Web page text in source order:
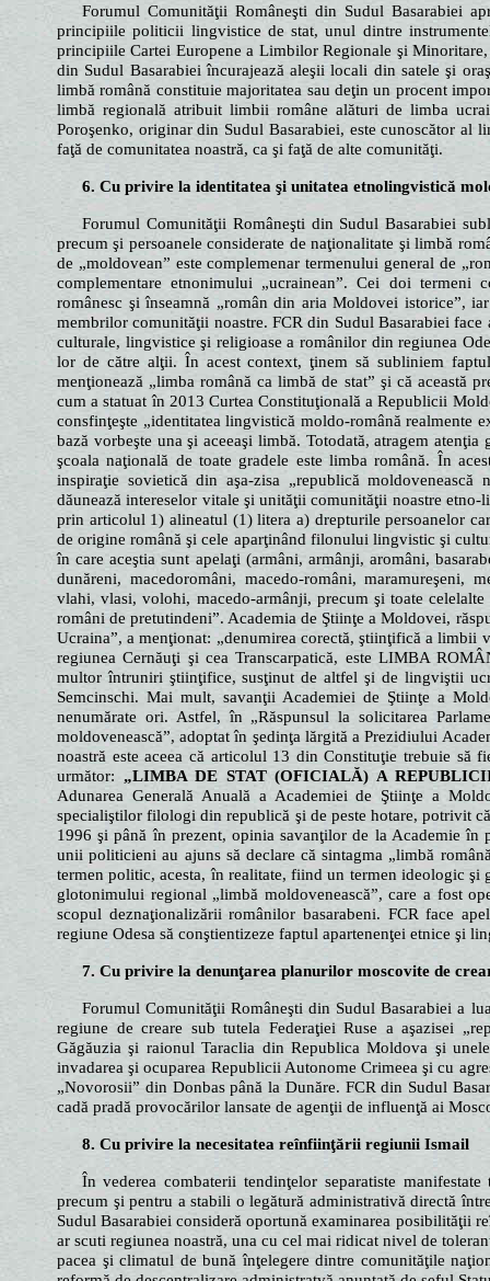
Forumul Comunităţii Româneşti din Sudul Basarabiei
principiile politicii lingvistice de stat, unul dintre
principiile Cartei Europene a Limbilor Regionale şi
din Sudul Basarabiei încurajează aleşii locali din satele şi
limbă română constituie majoritatea sau deţin un procent
limbă regională atribuit limbii române alături de limba
Poroşenko, originar din Sudul Basarabiei, este cunoscător al
faţă de comunitatea noastră, ca şi faţă de alte comunităţi.
6. Cu privire la identitatea şi unitatea etnolingvistică
Forumul Comunităţii Româneşti din Sudul Basarabiei
precum şi persoanele considerate de naţionalitate şi limbă
de „moldovean” este complemenar termenului general de
complementare etnonimului „ucrainean”. Cei doi termeni
românesc şi înseamnă „român din aria Moldovei istorice”,
membrilor comunităţii noastre. FCR din Sudul Basarabiei
culturale, lingvistice şi religioase a românilor din regiunea
lor de către alţii. În acest context, ţinem să subliniem
menţionează „limba română ca limbă de stat” şi că această
cum a statuat în 2013 Curtea Constituţională a Republicii
consfinţeşte „identitatea lingvistică moldo-română realmente
bază vorbeşte una şi aceeaşi limbă. Totodată, atragem
şcoala naţională de toate gradele este limba română. În
inspiraţie sovietică din aşa-zisa „republică
dăunează intereselor vitale şi unităţii comunităţii noastre
prin articolul 1) alineatul (1) litera a) drepturile persoanelor
de origine română şi cele aparţinând filonului lingvistic şi
în care aceştia sunt apelaţi (armâni, armânji, aromâni,
dunăreni, macedoromâni, macedo-români,
vlahi, vlasi, volohi, macedo-armânji, precum şi toate
români de pretutindeni”. Academia de Ştiinţe a Moldovei,
Ucraina”, a menţionat: „denumirea corectă, ştiinţifică a
regiunea Cernăuţi şi cea Transcarpatică, este LIMBA
multor întruniri ştiinţifice, susţinut de altfel şi de lingviştii
Semcinschi. Mai mult, savanţii Academiei de Ştiinţe a
nenumărate ori. Astfel, în „Răspunsul la solicitarea
moldovenească”, adoptat în şedinţa lărgită a Prezidiului
noastră este aceea că articolul 13 din Constituţie trebuie
următor: „LIMBA DE STAT (OFICIALĂ) A
Adunarea Generală Anuală a Academiei de Ştiinţe a
specialiştilor filologi din republică şi de peste hotare, potrivit
1996 şi până în prezent, opinia savanţilor de la Academie
unii politicieni au ajuns să declare că sintagma „limbă
termen politic, acesta, în realitate, fiind un termen ideologic
glotonimului regional „limbă moldovenească”, care a fost
scopul deznaţionalizării românilor basarabeni. FCR face
regiune Odesa să conştientizeze faptul apartenenţei etnice şi
7. Cu privire la denunţarea planurilor moscovite de
Forumul Comunităţii Româneşti din Sudul Basarabiei a
regiune de creare sub tutela Federaţiei Ruse a aşazisei
Găgăuzia şi raionul Taraclia din Republica Moldova şi
invadarea şi ocuparea Republicii Autonome Crimeea şi cu
„Novorosii” din Donbas până la Dunăre. FCR din Sudul
cadă pradă provocărilor lansate de agenţii de influenţă ai
8. Cu privire la necesitatea reînfiinţării regiunii Ismail
În vederea combaterii tendinţelor separatiste
precum şi pentru a stabili o legătură administrativă directă
Sudul Basarabiei consideră oportună examinarea posibilităţii
ar scuti regiunea noastră, una cu cel mai ridicat nivel de
pacea şi climatul de bună înţelegere dintre comunităţile